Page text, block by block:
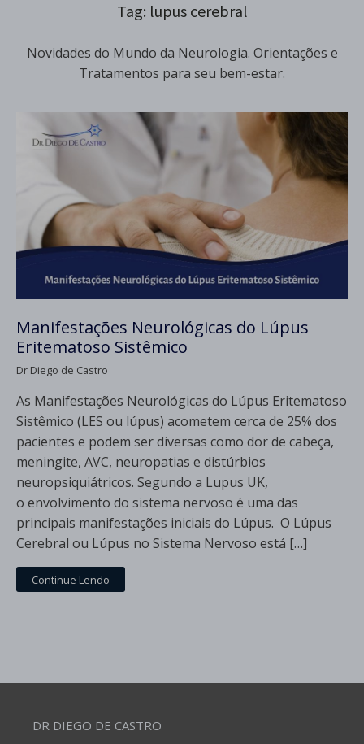
Tag: lupus cerebral
Novidades do Mundo da Neurologia. Orientações e
Tratamentos para seu bem-estar.
Manifestações Neurológicas do Lúpus
Eritematoso Sistêmico
Dr Diego de Castro
As Manifestações Neurológicas do Lúpus Eritematoso
Sistêmico (LES ou lúpus) acometem cerca de 25% dos
pacientes e podem ser diversas como dor de cabeça,
meningite, AVC, neuropatias e distúrbios
neuropsiquiátricos. Segundo a Lupus UK,
o envolvimento do sistema nervoso é uma das
principais manifestações iniciais do Lúpus. O Lúpus
Cerebral ou Lúpus no Sistema Nervoso está […]
Continue Lendo
DR DIEGO DE CASTRO